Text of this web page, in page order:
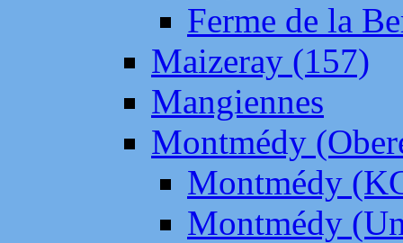
Ferme de la
Maizeray (157)
Mangiennes
Montmédy
Montmédy
Montmédy